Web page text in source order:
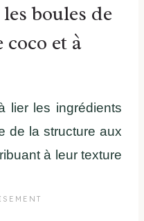
boules de
coco et à
lier les ingrédients
de la structure aux
à leur texture